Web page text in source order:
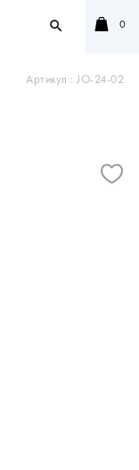
search 0
Артикул :JO-24-02